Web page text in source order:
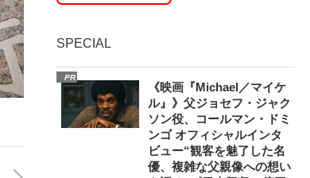
SPECIAL
PR
《映画『Michael／マイケ
ル』》父ジョセフ・ジャク
ソン役、コールマン・ドミ
ンゴ オフィシャルインタ
ビュー“観客を魅了した名
優、複雑な父親像への想い